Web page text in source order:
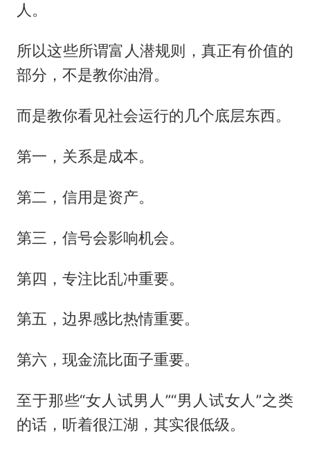
人。
所以这些所谓富人潜规则，真正有价值的
部分，不是教你油滑。
而是教你看见社会运行的几个底层东西。
第一，关系是成本。
第二，信用是资产。
第三，信号会影响机会。
第四，专注比乱冲重要。
第五，边界感比热情重要。
第六，现金流比面子重要。
至于那些“女人试男人”“男人试女人”之类
的话，听着很江湖，其实很低级。